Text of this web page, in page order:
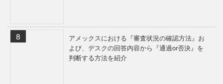
アメックスにおける『審査状況の確認方法』お
よび、デスクの回答内容から『通過or否決』を
判断する方法を紹介